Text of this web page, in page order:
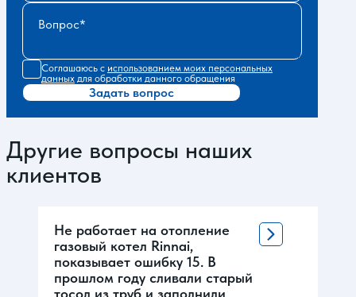
Вопрос
Соглашаюсь с использованием моих персональных
данных для обработки данного обращения
Задать вопрос
Другие вопросы наших
клиентов
Не работает на отопление
газовый котел Rinnai,
показывает ошибку 15. В
прошлом году сливали старый
тосол из труб и заполнили